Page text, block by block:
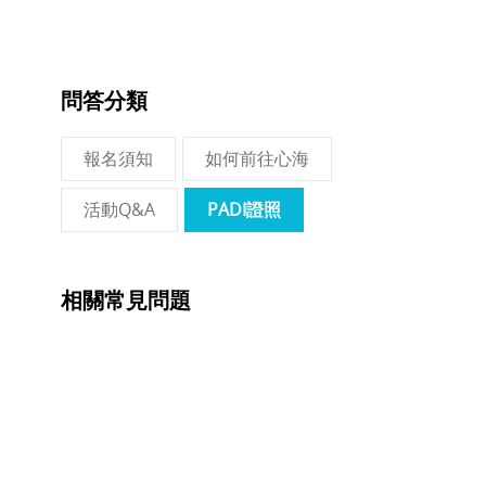
問答分類
報名須知 如何前往心海
活動Q&A PADI證照
相關常見問題